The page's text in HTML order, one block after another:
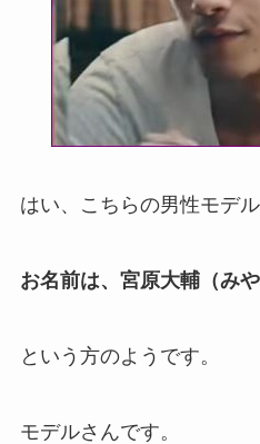
はい、こちらの男性モデ
お名前は、宮原大輔（み
という方のようです。
モデルさんです。